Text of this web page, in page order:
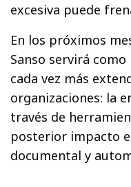
excesiva puede
En los próximos
Sanso servirá
cada vez más
organizaciones: la
través de
posterior impacto
documental y